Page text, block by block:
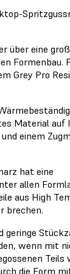
über eine
Formenbau.
Grey Pro
Material auf
einem
hat eine
allen
aus High
brechen.
geringe
wenn mit
Teils
die Form